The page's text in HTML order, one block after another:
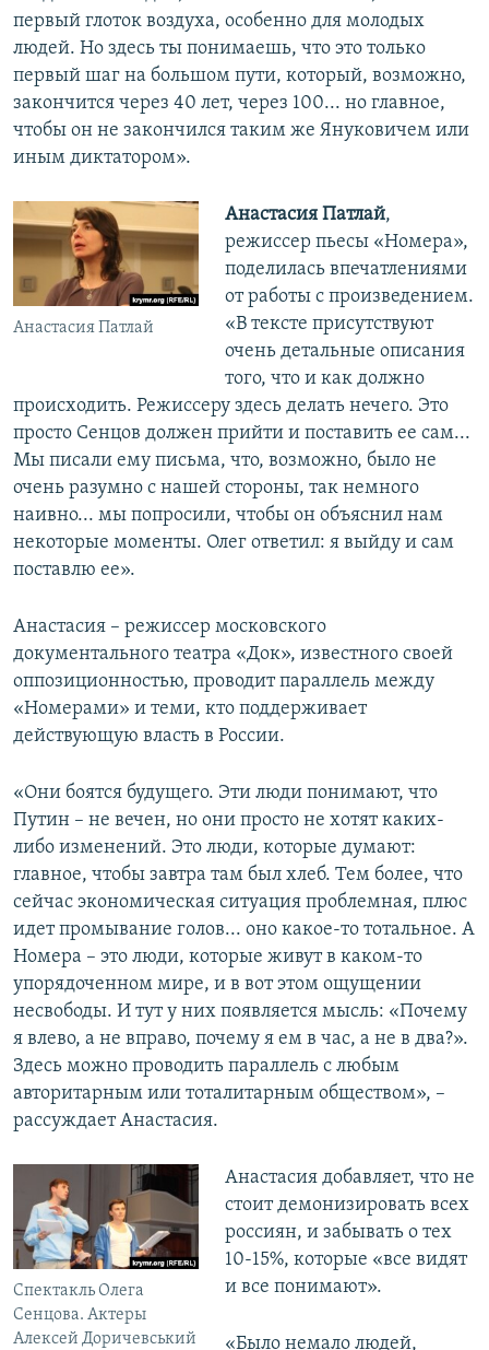
первый глоток воздуха, особенно для молодых
людей. Но здесь ты понимаешь, что это только
первый шаг на большом пути, который, возможно,
закончится через 40 лет, через 100... но главное,
чтобы он не закончился таким же Януковичем или
иным диктатором».
Анастасия Патлай
Анастасия Патлай,
режиссер пьесы «Номера»,
поделилась впечатлениями
от работы с произведением.
«В тексте присутствуют
очень детальные описания
того, что и как должно
происходить. Режиссеру здесь делать нечего. Это
просто Сенцов должен прийти и поставить ее сам...
Мы писали ему письма, что, возможно, было не
очень разумно с нашей стороны, так немного
наивно... мы попросили, чтобы он объяснил нам
некоторые моменты. Олег ответил: я выйду и сам
поставлю ее».
Анастасия – режиссер московского
документального театра «Док», известного своей
оппозиционностью, проводит параллель между
«Номерами» и теми, кто поддерживает
действующую власть в России.
«Они боятся будущего. Эти люди понимают, что
Путин – не вечен, но они просто не хотят каких-
либо изменений. Это люди, которые думают:
главное, чтобы завтра там был хлеб. Тем более, что
сейчас экономическая ситуация проблемная, плюс
идет промывание голов... оно какое-то тотальное. А
Номера – это люди, которые живут в каком-то
упорядоченном мире, и в вот этом ощущении
несвободы. И тут у них появляется мысль: «Почему
я влево, а не вправо, почему я ем в час, а не в два?».
Здесь можно проводить параллель с любым
авторитарным или тоталитарным обществом», –
рассуждает Анастасия.
Спектакль Олега
Сенцова. Актеры
Алексей Доричевський
Анастасия добавляет, что не
стоит демонизировать всех
россиян, и забывать о тех
10-15%, которые «все видят
и все понимают».
«Было немало людей,